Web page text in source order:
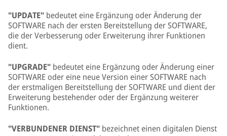
"UPDATE" bedeutet eine Ergänzung oder Änderung der
SOFTWARE nach der ersten Bereitstellung der SOFTWARE,
die der Verbesserung oder Erweiterung ihrer Funktionen
dient.
"UPGRADE" bedeutet eine Ergänzung oder Änderung einer
SOFTWARE oder eine neue Version einer SOFTWARE nach
der erstmaligen Bereitstellung der SOFTWARE und dient der
Erweiterung bestehender oder der Ergänzung weiterer
Funktionen.
"VERBUNDENER DIENST" bezeichnet einen digitalen Dienst